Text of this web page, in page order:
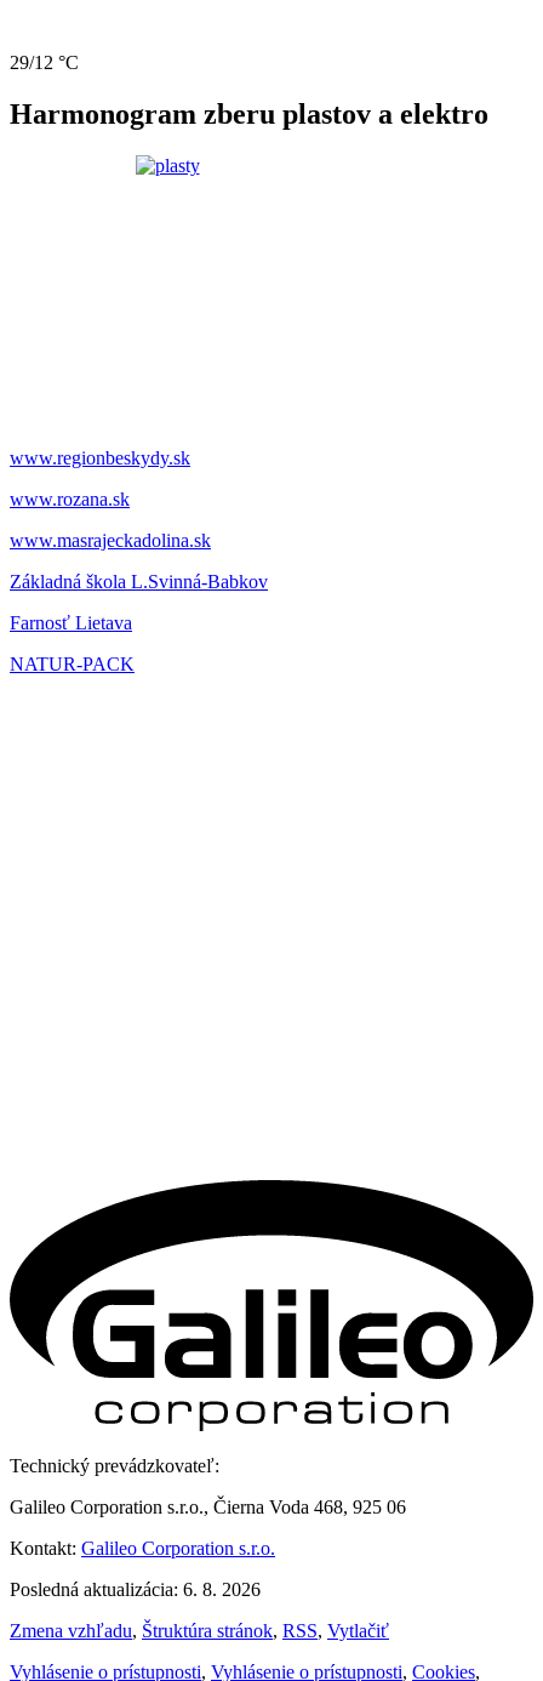
29/12 °C
Harmonogram zberu plastov a elektro
www.regionbeskydy.sk
www.rozana.sk
www.masrajeckadolina.sk
Základná škola L.Svinná-Babkov
Farnosť Lietava
NATUR-PACK
Technický prevádzkovateľ:
Galileo Corporation s.r.o., Čierna Voda 468, 925 06
Kontakt: Galileo Corporation s.r.o.
Posledná aktualizácia: 6. 8. 2026
Zmena vzhľadu, Štruktúra stránok, RSS, Vytlačiť
Vyhlásenie o prístupnosti, Vyhlásenie o prístupnosti, Cookies,